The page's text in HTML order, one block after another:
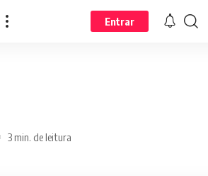
Entrar
3 min. de leitura